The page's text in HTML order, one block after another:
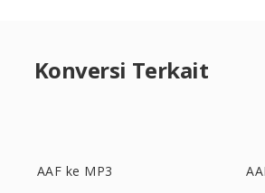
Konversi Terkait
AAF ke MP3